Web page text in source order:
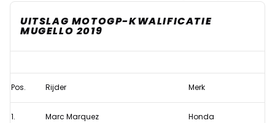
UITSLAG MOTOGP-KWALIFICATIE
MUGELLO 2019
Mugello:
Marquez
verovert
Pos. Rijder Merk
1. Marc Marquez Honda